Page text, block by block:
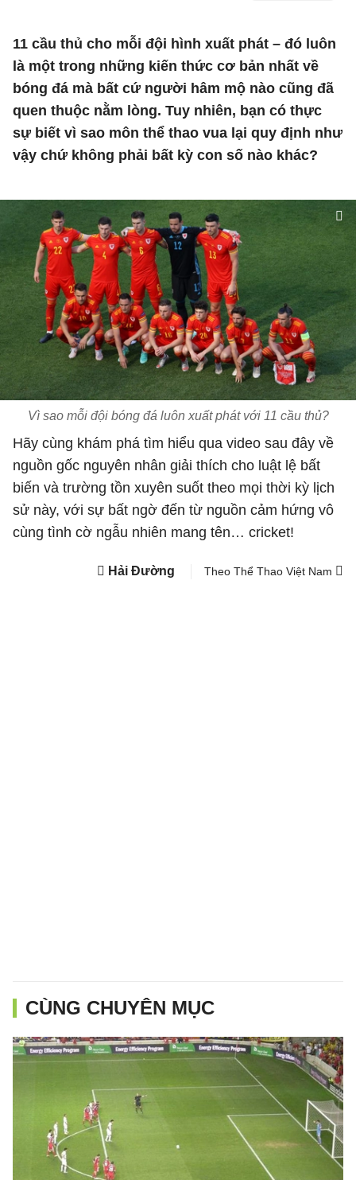
11 cầu thủ cho mỗi đội hình xuất phát – đó luôn
là một trong những kiến thức cơ bản nhất về
bóng đá mà bất cứ người hâm mộ nào cũng đã
quen thuộc nằm lòng. Tuy nhiên, bạn có thực
sự biết vì sao môn thể thao vua lại quy định như
vậy chứ không phải bất kỳ con số nào khác?
Vì sao mỗi đội bóng đá luôn xuất phát với 11 cầu thủ?
Hãy cùng khám phá tìm hiểu qua video sau đây về
nguồn gốc nguyên nhân giải thích cho luật lệ bất
biến và trường tồn xuyên suốt theo mọi thời kỳ lịch
sử này, với sự bất ngờ đến từ nguồn cảm hứng vô
cùng tình cờ ngẫu nhiên mang tên… cricket!
Hải Đường Theo Thể Thao Việt Nam
CÙNG CHUYÊN MỤC